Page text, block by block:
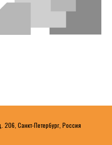
Санкт-Петербург, Россия